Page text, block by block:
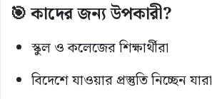
🎯 কাদের জন্য উপকারী?
স্কুল ও কলেজের শিক্ষার্থীরা
বিদেশে যাওয়ার প্রস্তুতি নিচ্ছেন যারা